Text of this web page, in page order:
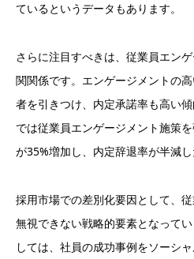
ているというデータもあります。
さらに注目すべきは、従業員エン
関関係です。エンゲージメントの
者を引きつけ、内定承諾率も高い
では従業員エンゲージメント施策
が35%増加し、内定辞退率が半減し
採用市場での差別化要因として、
無視できない戦略的要素となって
しては、社員の成功事例をソーシ